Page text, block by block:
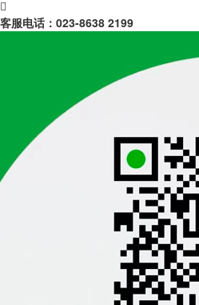

客服电话： 023-8638 2199